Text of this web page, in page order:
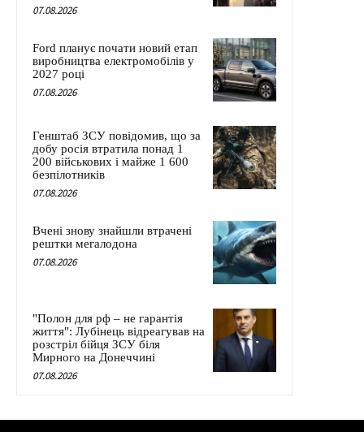
07.08.2026
Ford планує почати новий етап
виробництва електромобілів у
2027 році
07.08.2026
Генштаб ЗСУ повідомив, що за
добу росія втратила понад 1
200 військових і майже 1 600
безпілотників
07.08.2026
Вчені знову знайшли втрачені
рештки мегалодона
07.08.2026
"Полон для рф – не гарантія
життя": Лубінець відреагував на
розстріл бійця ЗСУ біля
Мирного на Донеччині
07.08.2026